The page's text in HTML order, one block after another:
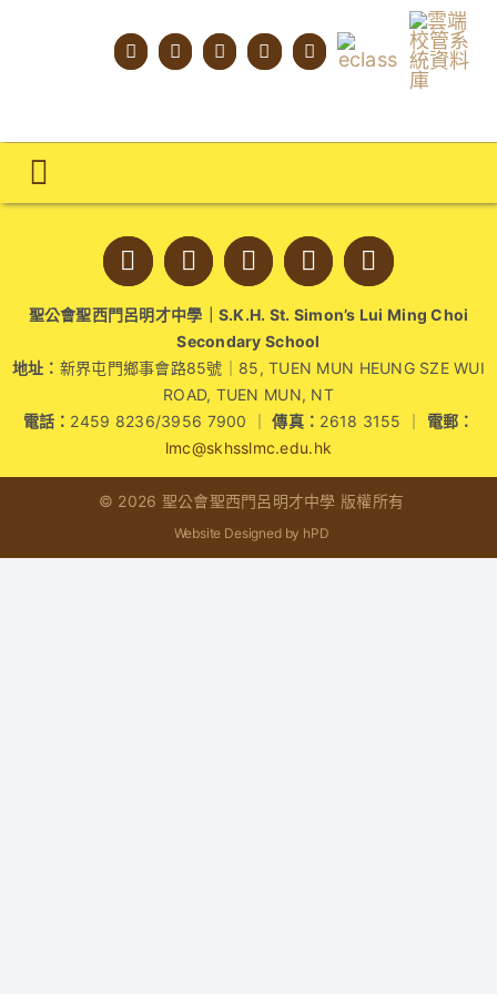
Toggle
Navigation
學校概覽
明才人學習藍圖
明才人成長階梯
教師專業社群
學生成就與學校活動
聖公會聖西門呂明才中學｜S.K.H. St. Simon’s Lui Ming Choi
Secondary School
地址： 新界屯門鄉事會路85號｜85, TUEN MUN HEUNG SZE WUI
ROAD, TUEN MUN, NT
電話： 2459 8236/3956 7900 ｜傳真： 2618 3155 ｜ 電郵：
lmc@skhsslmc.edu.hk
© 2026 聖公會聖西門呂明才中學 版權所有
Website Designed by hPD